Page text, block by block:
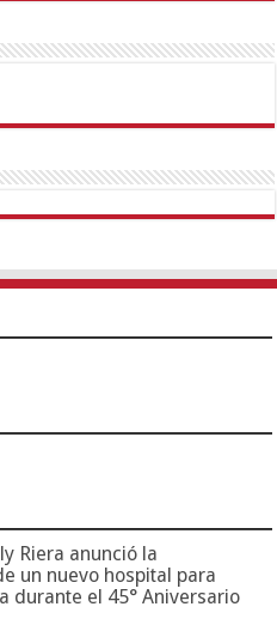
TipobetMatadorbetMariobet
Riera anunció la
un nuevo hospital para
durante el 45° Aniversario